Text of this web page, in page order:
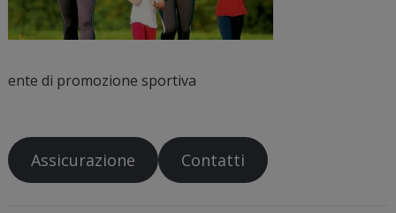
ente di promozione sportiva
Assicurazione Contatti